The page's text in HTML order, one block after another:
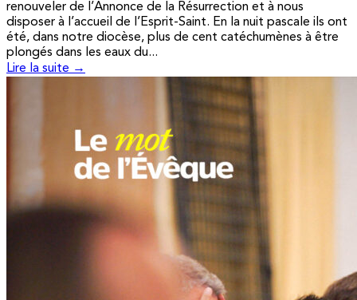
renouveler de l’Annonce de la Résurrection et à nous
disposer à l’accueil de l’Esprit-Saint. En la nuit pascale ils ont
été, dans notre diocèse, plus de cent catéchumènes à être
plongés dans les eaux du...
Lire la suite →